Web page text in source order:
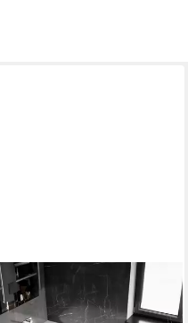
BERNSTEIN
Eckwanne NORA CORNER
LINKS